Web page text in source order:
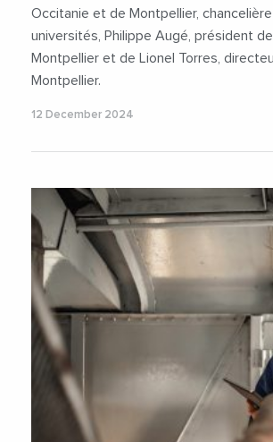
Occitanie et de Montpellier,
universités, Philippe Augé, président
Montpellier et de Lionel Torres,
Montpellier.
12 December 2024